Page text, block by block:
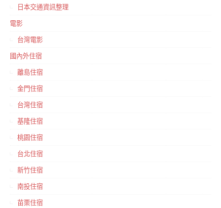
日本交通資訊整理
電影
台灣電影
國內外住宿
離島住宿
金門住宿
台灣住宿
基隆住宿
桃園住宿
台北住宿
新竹住宿
南投住宿
苗栗住宿